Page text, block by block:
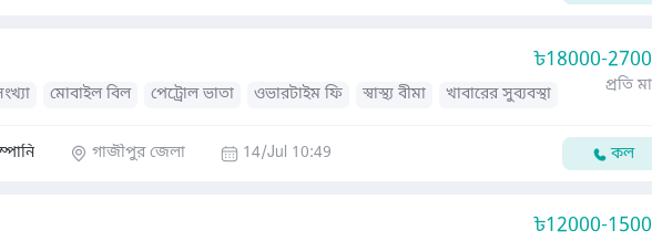
৳18000-
মোবাইল বিল পেট্রোল ভাতা ওভারটাইম ফি স্বাস্থ্য বীমা
খাবারের সুব্যবস্থা
প্রতি
গাজীপুর জেলা 14/Jul 10:49 কল
৳12000-